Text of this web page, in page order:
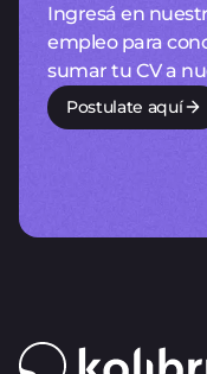
Ingresá en
empleo para
sumar tu CV a
Postulate aquí